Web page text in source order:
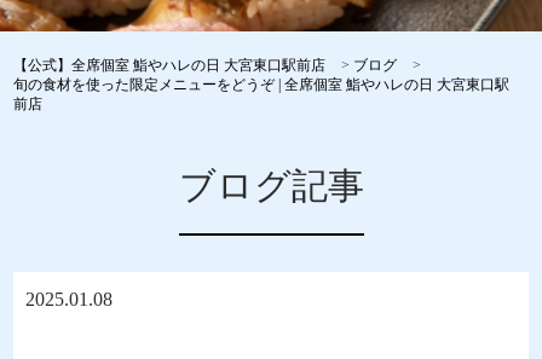
【公式】全席個室 鮨やハレの日 大宮東口駅前店 > ブログ
>
旬の食材を使った限定メニューをどうぞ | 全席個室 鮨やハレの日 大宮東口駅
前店
ブログ記事
2025.01.08